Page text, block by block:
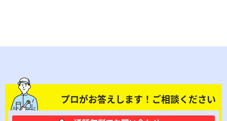
プロがお答えします！ご相談ください